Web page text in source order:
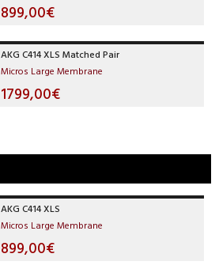
899,00€
AKG C414 XLS Matched Pair
Micros Large Membrane
1799,00€
AKG C414 XLS
Micros Large Membrane
899,00€